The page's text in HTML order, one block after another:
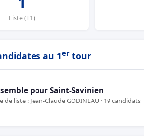
Liste (T1)
au 1er tour
pour Saint-Savinien
de liste : Jean-Claude GODINEAU · 19 candidats